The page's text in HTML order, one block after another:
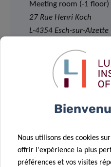
Meeting room (-1 floor)
27 Rue Henri Koch
L-4354 Esch-sur-Alzette
11:00am – 12:30pm
florence.henry@lih.lu
Nous utilisons des cookies
offrir l'expérience la plus
préférences et vos visites